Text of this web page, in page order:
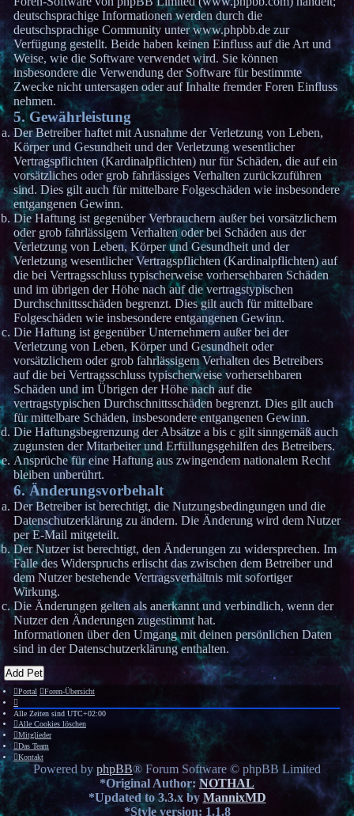
deutschsprachige Informationen werden durch die
deutschsprachige Community unter www.phpbb.de zur
Verfügung gestellt. Beide haben keinen Einfluss auf die Art und
Weise, wie die Software verwendet wird. Sie können
insbesondere die Verwendung der Software für bestimmte
Zwecke nicht untersagen oder auf Inhalte fremder Foren Einfluss
nehmen.
5. Gewährleistung
Der Betreiber haftet mit Ausnahme der Verletzung von Leben,
Körper und Gesundheit und der Verletzung wesentlicher
Vertragspflichten (Kardinalpflichten) nur für Schäden, die auf ein
vorsätzliches oder grob fahrlässiges Verhalten zurückzuführen
sind. Dies gilt auch für mittelbare Folgeschäden wie insbesondere
entgangenen Gewinn.
Die Haftung ist gegenüber Verbrauchern außer bei vorsätzlichem
oder grob fahrlässigem Verhalten oder bei Schäden aus der
Verletzung von Leben, Körper und Gesundheit und der
Verletzung wesentlicher Vertragspflichten (Kardinalpflichten) auf
die bei Vertragsschluss typischerweise vorhersehbaren Schäden
und im übrigen der Höhe nach auf die vertragstypischen
Durchschnittsschäden begrenzt. Dies gilt auch für mittelbare
Folgeschäden wie insbesondere entgangenen Gewinn.
Die Haftung ist gegenüber Unternehmern außer bei der
Verletzung von Leben, Körper und Gesundheit oder
vorsätzlichem oder grob fahrlässigem Verhalten des Betreibers
auf die bei Vertragsschluss typischerweise vorhersehbaren
Schäden und im Übrigen der Höhe nach auf die
vertragstypischen Durchschnittsschäden begrenzt. Dies gilt auch
für mittelbare Schäden, insbesondere entgangenen Gewinn.
Die Haftungsbegrenzung der Absätze a bis c gilt sinngemäß auch
zugunsten der Mitarbeiter und Erfüllungsgehilfen des Betreibers.
Ansprüche für eine Haftung aus zwingendem nationalem Recht
bleiben unberührt.
6. Änderungsvorbehalt
Der Betreiber ist berechtigt, die Nutzungsbedingungen und die
Datenschutzerklärung zu ändern. Die Änderung wird dem Nutzer
per E-Mail mitgeteilt.
Der Nutzer ist berechtigt, den Änderungen zu widersprechen. Im
Falle des Widerspruchs erlischt das zwischen dem Betreiber und
dem Nutzer bestehende Vertragsverhältnis mit sofortiger
Wirkung.
Die Änderungen gelten als anerkannt und verbindlich, wenn der
Nutzer den Änderungen zugestimmt hat.
Informationen über den Umgang mit deinen persönlichen Daten
sind in der Datenschutzerklärung enthalten.
Add Pet
Portal Foren-Übersicht
Alle Zeiten sind UTC+02:00
Alle Cookies löschen
Mitglieder
Das Team
Kontakt
Powered byphpBB® Forum Software © phpBB Limited
*Original Author: NOTHAL
*Updated to 3.3.x by MannixMD
*Style version: 1.1.8